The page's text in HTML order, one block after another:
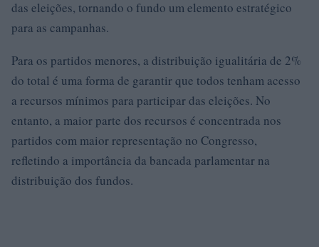
das eleições, tornando o fundo um elemento estratégico
para as campanhas.
Para os partidos menores, a distribuição igualitária de 2%
do total é uma forma de garantir que todos tenham acesso
a recursos mínimos para participar das eleições. No
entanto, a maior parte dos recursos é concentrada nos
partidos com maior representação no Congresso,
refletindo a importância da bancada parlamentar na
distribuição dos fundos.